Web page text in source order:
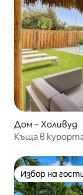
Дом – Холивуд
Къща в
Избор на
Избор на